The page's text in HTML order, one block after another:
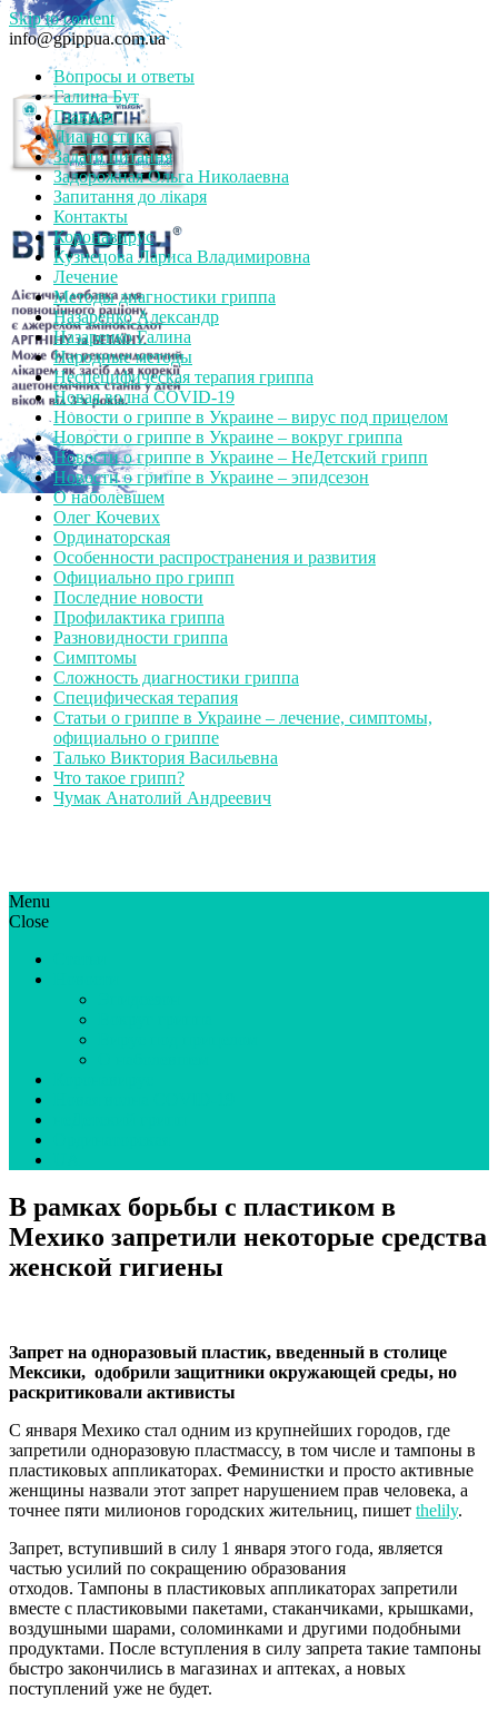
Skip to content
info@gpippua.com.ua
Вопросы и ответы
Галина Бут
Главная
Диагностика
Задати питання
Задорожная Ольга Николаевна
Запитання до лікаря
Контакты
Коронавирус
Кузнецова Лариса Владимировна
Лечение
Методы диагностики гриппа
Назаренко Александр
Назаренко Галина
Народные методы
Неспецифическая терапия гриппа
Новая волна COVID-19
Новости о гриппе в Украине – вирус под прицелом
Новости о гриппе в Украине – вокруг гриппа
Новости о гриппе в Украине – НеДетский грипп
Новости о гриппе в Украине – эпидсезон
О наболевшем
Олег Кочевих
Ординаторская
Особенности распространения и развития
Официально про грипп
Последние новости
Профилактика гриппа
Разновидности гриппа
Симптомы
Сложность диагностики гриппа
Специфическая терапия
Статьи о гриппе в Украине – лечение, симптомы,
официально о гриппе
Талько Виктория Васильевна
Что такое грипп?
Чумак Анатолий Андреевич
ГрипЮА: симптоми і лікування | Все про грип в Україні
Все про грип в Україні та Києві, профілактика грипу.
Menu
Close
В рамках борьбы с пластиком в
Мехико запретили некоторые средства
женской гигиены
Запрет на одноразовый пластик, введенный в столице
Мексики, одобрили защитники окружающей среды, но
раскритиковали активисты
С января Мехико стал одним из крупнейших городов, где
запретили одноразовую пластмассу, в том числе и тампоны в
пластиковых аппликаторах. Феминистки и просто активные
женщины назвали этот запрет нарушением прав человека, а
точнее пяти милионов городских жительниц, пишет thelily.
Запрет, вступивший в силу 1 января этого года, является
частью усилий по сокращению образования
отходов. Тампоны в пластиковых аппликаторах запретили
вместе с пластиковыми пакетами, стаканчиками, крышками,
воздушными шарами, соломинками и другими подобными
продуктами. После вступления в силу запрета такие тампоны
быстро закончились в магазинах и аптеках, а новых
поступлений уже не будет.